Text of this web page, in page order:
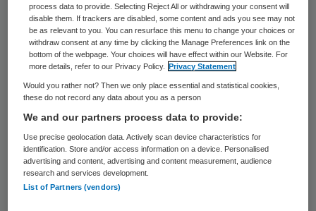
directeur Tjerk Hiddes van de UMCG
Ambulancezorg in het Dagblad van het
Noorden.
Hiddes is“onaangenaam verrast”
besluit van de zelfstandige regiomaatschap
gynaecologie om de acute verloskunde per
1 juli in Meppel te sluiten. Voorwaarde is wel
de garantie dat zwangere vrouwen in de
process data to provide. Selecting Reject All or withdrawing your consent will
disable them. If trackers are disabled, some content and ads you see may not
be as relevant to you. You can resurface this menu to change your choices or
withdraw consent at any time by clicking the Manage Preferences link on the
bottom of the webpage. Your choices will have effect within our Website. For
more details, refer to our Privacy Policy.
Privacy Statement
Would you rather not? Then we only place essential and statistical cookies,
these do not record any data about you as a person
We and our partners process data to provide:
Use precise geolocation data. Actively scan device characteristics for
identification. Store and/or access information on a device. Personalised
advertising and content, advertising and content measurement, audience
research and services development.
List of Partners (vendors)